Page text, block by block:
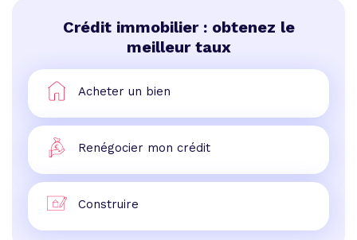
Crédit immobilier : obtenez le
meilleur taux
Acheter un bien
Renégocier mon crédit
Construire